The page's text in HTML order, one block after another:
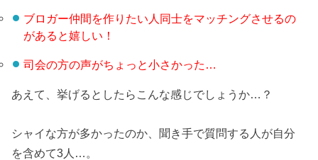
ブロガー仲間を作りたい人同士をマッチングさせるの
があると嬉しい！
司会の方の声がちょっと小さかった…
あえて、挙げるとしたらこんな感じでしょうか…？
シャイな方が多かったのか、聞き手で質問する人が自分
を含めて3人…。